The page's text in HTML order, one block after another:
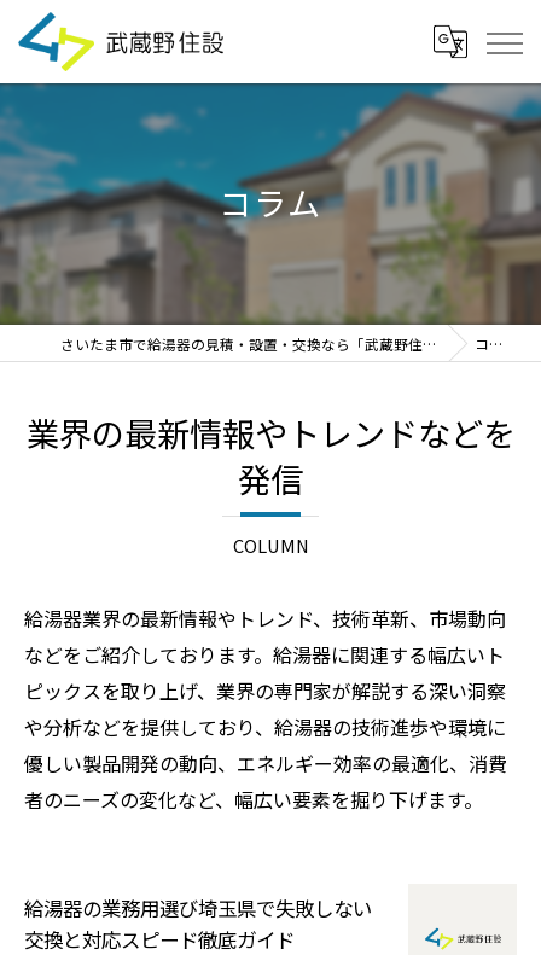
コラム
さいたま市で給湯器の見積・設置・交換なら「武蔵野住設」 コラム
業界の最新情報やトレンドなどを
発信
COLUMN
給湯器業界の最新情報やトレンド、技術革新、市場動向
などをご紹介しております。給湯器に関連する幅広いト
ピックスを取り上げ、業界の専門家が解説する深い洞察
や分析などを提供しており、給湯器の技術進歩や環境に
優しい製品開発の動向、エネルギー効率の最適化、消費
者のニーズの変化など、幅広い要素を掘り下げます。
給湯器の業務用選び埼玉県で失敗しない
交換と対応スピード徹底ガイド